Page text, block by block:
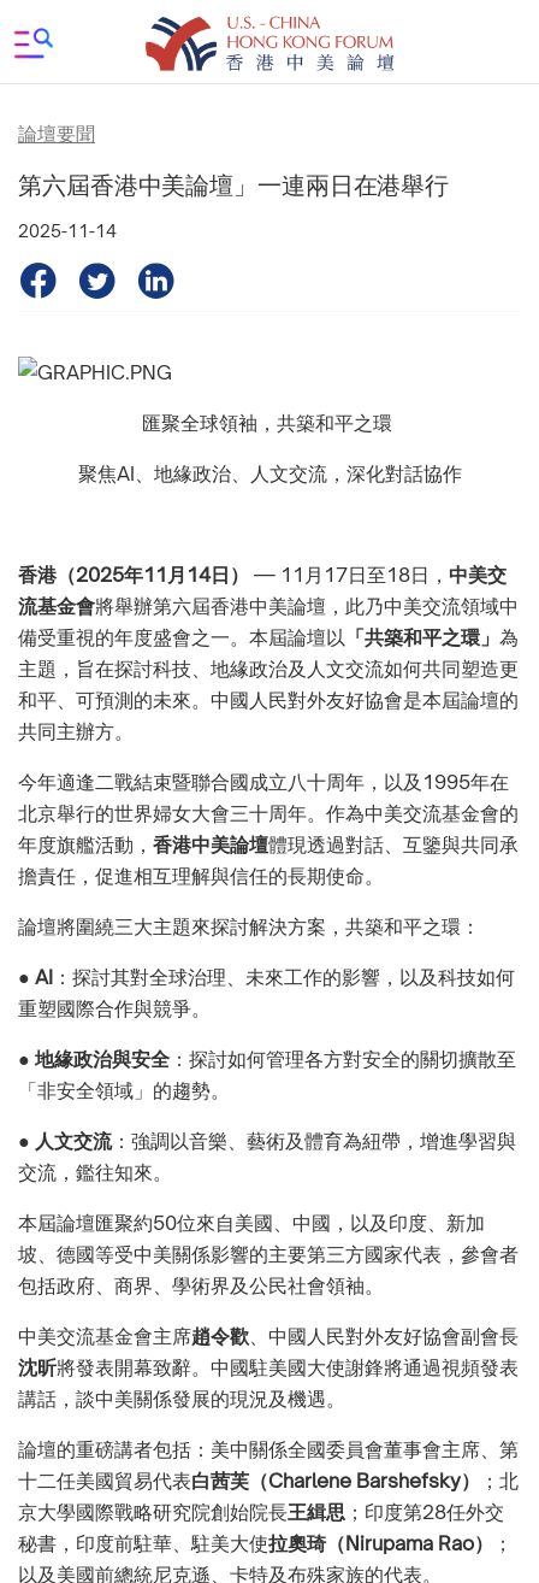
論壇要聞
第六屆香港中美論壇」一連兩日在港舉行
2025-11-14
匯聚全球領袖，共築和平之環
聚焦AI、地緣政治、人文交流，深化對話協作
香港（2025年11月14日） — 11月17日至18日， 中美交
流基金會將舉辦第六屆香港中美論壇，此乃中美交流領域中
備受重視的年度盛會之一。本屆論壇以 「共築和平之環」 為
主題，旨在探討科技、地緣政治及人文交流如何共同塑造更
和平、可預測的未來。中國人民對外友好協會是本屆論壇的
共同主辦方。
今年適逢二戰結束暨聯合國成立八十周年，以及1995年在
北京舉行的世界婦女大會三十周年。作為中美交流基金會的
年度旗艦活動， 香港中美論壇體現透過對話、互鑒與共同承
擔責任，促進相互理解與信任的長期使命。
論壇將圍繞三大主題來探討解決方案，共築和平之環：
● AI ：探討其對全球治理、未來工作的影響，以及科技如何
重塑國際合作與競爭。
● 地緣政治與安全 ：探討如何管理各方對安全的關切擴散至
「非安全領域」的趨勢。
● 人文交流：強調以音樂、藝術及體育為紐帶，增進學習與
交流，鑑往知來。
本屆論壇匯聚約50位來自美國、中國，以及印度、新加
坡、德國等受中美關係影響的主要第三方國家代表，參會者
包括政府、商界、學術界及公民社會領袖。
中美交流基金會主席趙令歡 、中國人民對外友好協會副會長
沈昕將發表開幕致辭。中國駐美國大使謝鋒將通過視頻發表
講話，談中美關係發展的現況及機遇。
論壇的重磅講者包括：美中關係全國委員會董事會主席、第
十二任美國貿易代表白茜芙（Charlene Barshefsky）
；北
京大學國際戰略研究院創始院長王緝思 ；印度第28任外交
秘書，印度前駐華、駐美大使拉奧琦（Nirupama Rao）
；
以及美國前總統尼克遜、卡特及布殊家族的代表。